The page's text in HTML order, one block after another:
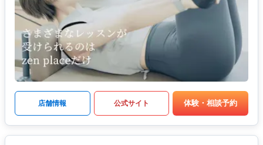
店舗情報 公式サイト 体験・相談予約